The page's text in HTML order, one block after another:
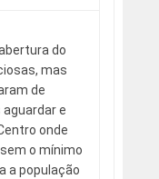
do
mas
de
e
onde
o mínimo
a população